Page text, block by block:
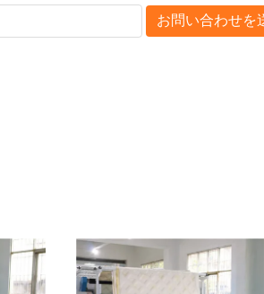
お問い合わせを